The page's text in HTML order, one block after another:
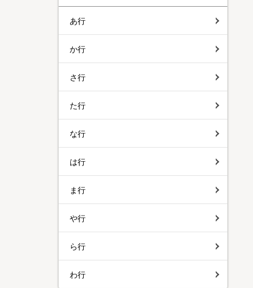
あ行
か行
さ行
た行
な行
は行
ま行
や行
ら行
わ行